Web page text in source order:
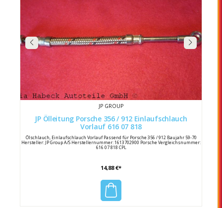
JP GROUP
JP Ölleitung Porsche 356 / 912 Einlaufschlauch
Vorlauf 616 07 818
Ölschlauch, Einlaufschlauch Vorlauf Passend für Porsche 356 / 912 Baujahr 59-70
Hersteller: JP Group A/S Herstellernummer: 1613702900 Porsche Vergleichsnummer:
616 07 818 CPL
14,88 €*